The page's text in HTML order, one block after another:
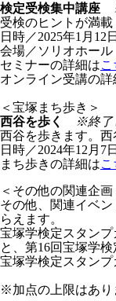
検定受検集中講座
受検のヒントが満載
日時／2025年1月12
会場／ソリオホール
セミナーの詳細はこ
オンライン受講の詳
＜宝塚まち歩き＞
西谷を歩く
※終了
西谷を歩きます。西
日時／2024年12月7
まち歩きの詳細はこ
＜その他の関連企画
その他、関連イベ
らえます。
宝塚学検定スタン
と、第16回宝塚学
宝塚学検定スタン
※加点の上限はあり